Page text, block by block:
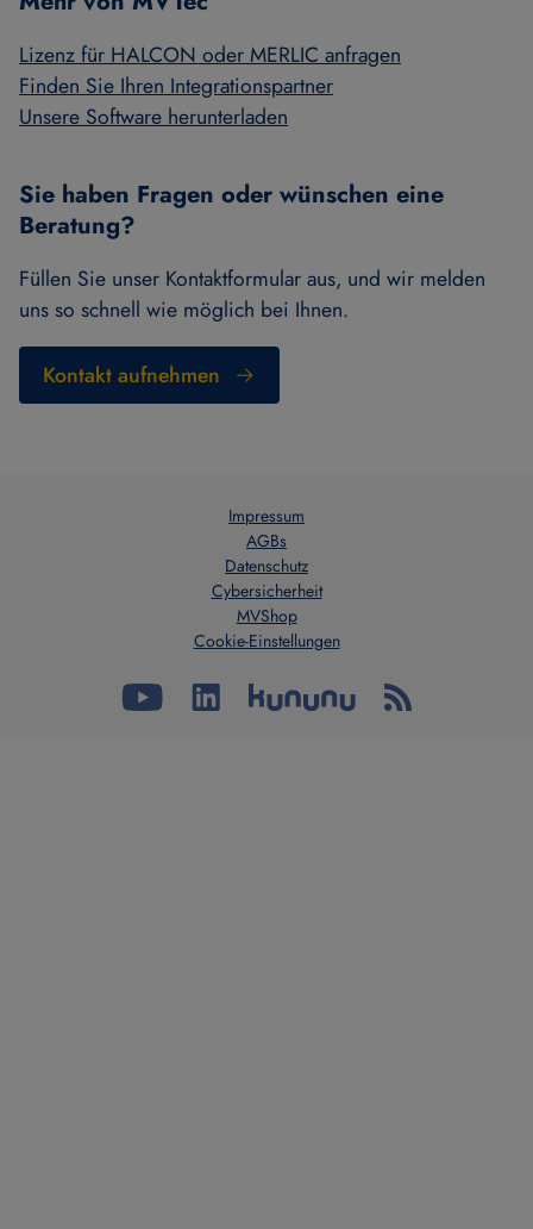
Lizenz für HALCON oder MERLIC anfragen
Finden Sie Ihren Integrationspartner
Unsere Software herunterladen
Sie haben Fragen oder wünschen eine
Beratung?
Füllen Sie unser Kontaktformular aus, und wir melden
uns so schnell wie möglich bei Ihnen.
Kontakt aufnehmen
Impressum
AGBs
Datenschutz
Cybersicherheit
MVShop
Cookie-Einstellungen